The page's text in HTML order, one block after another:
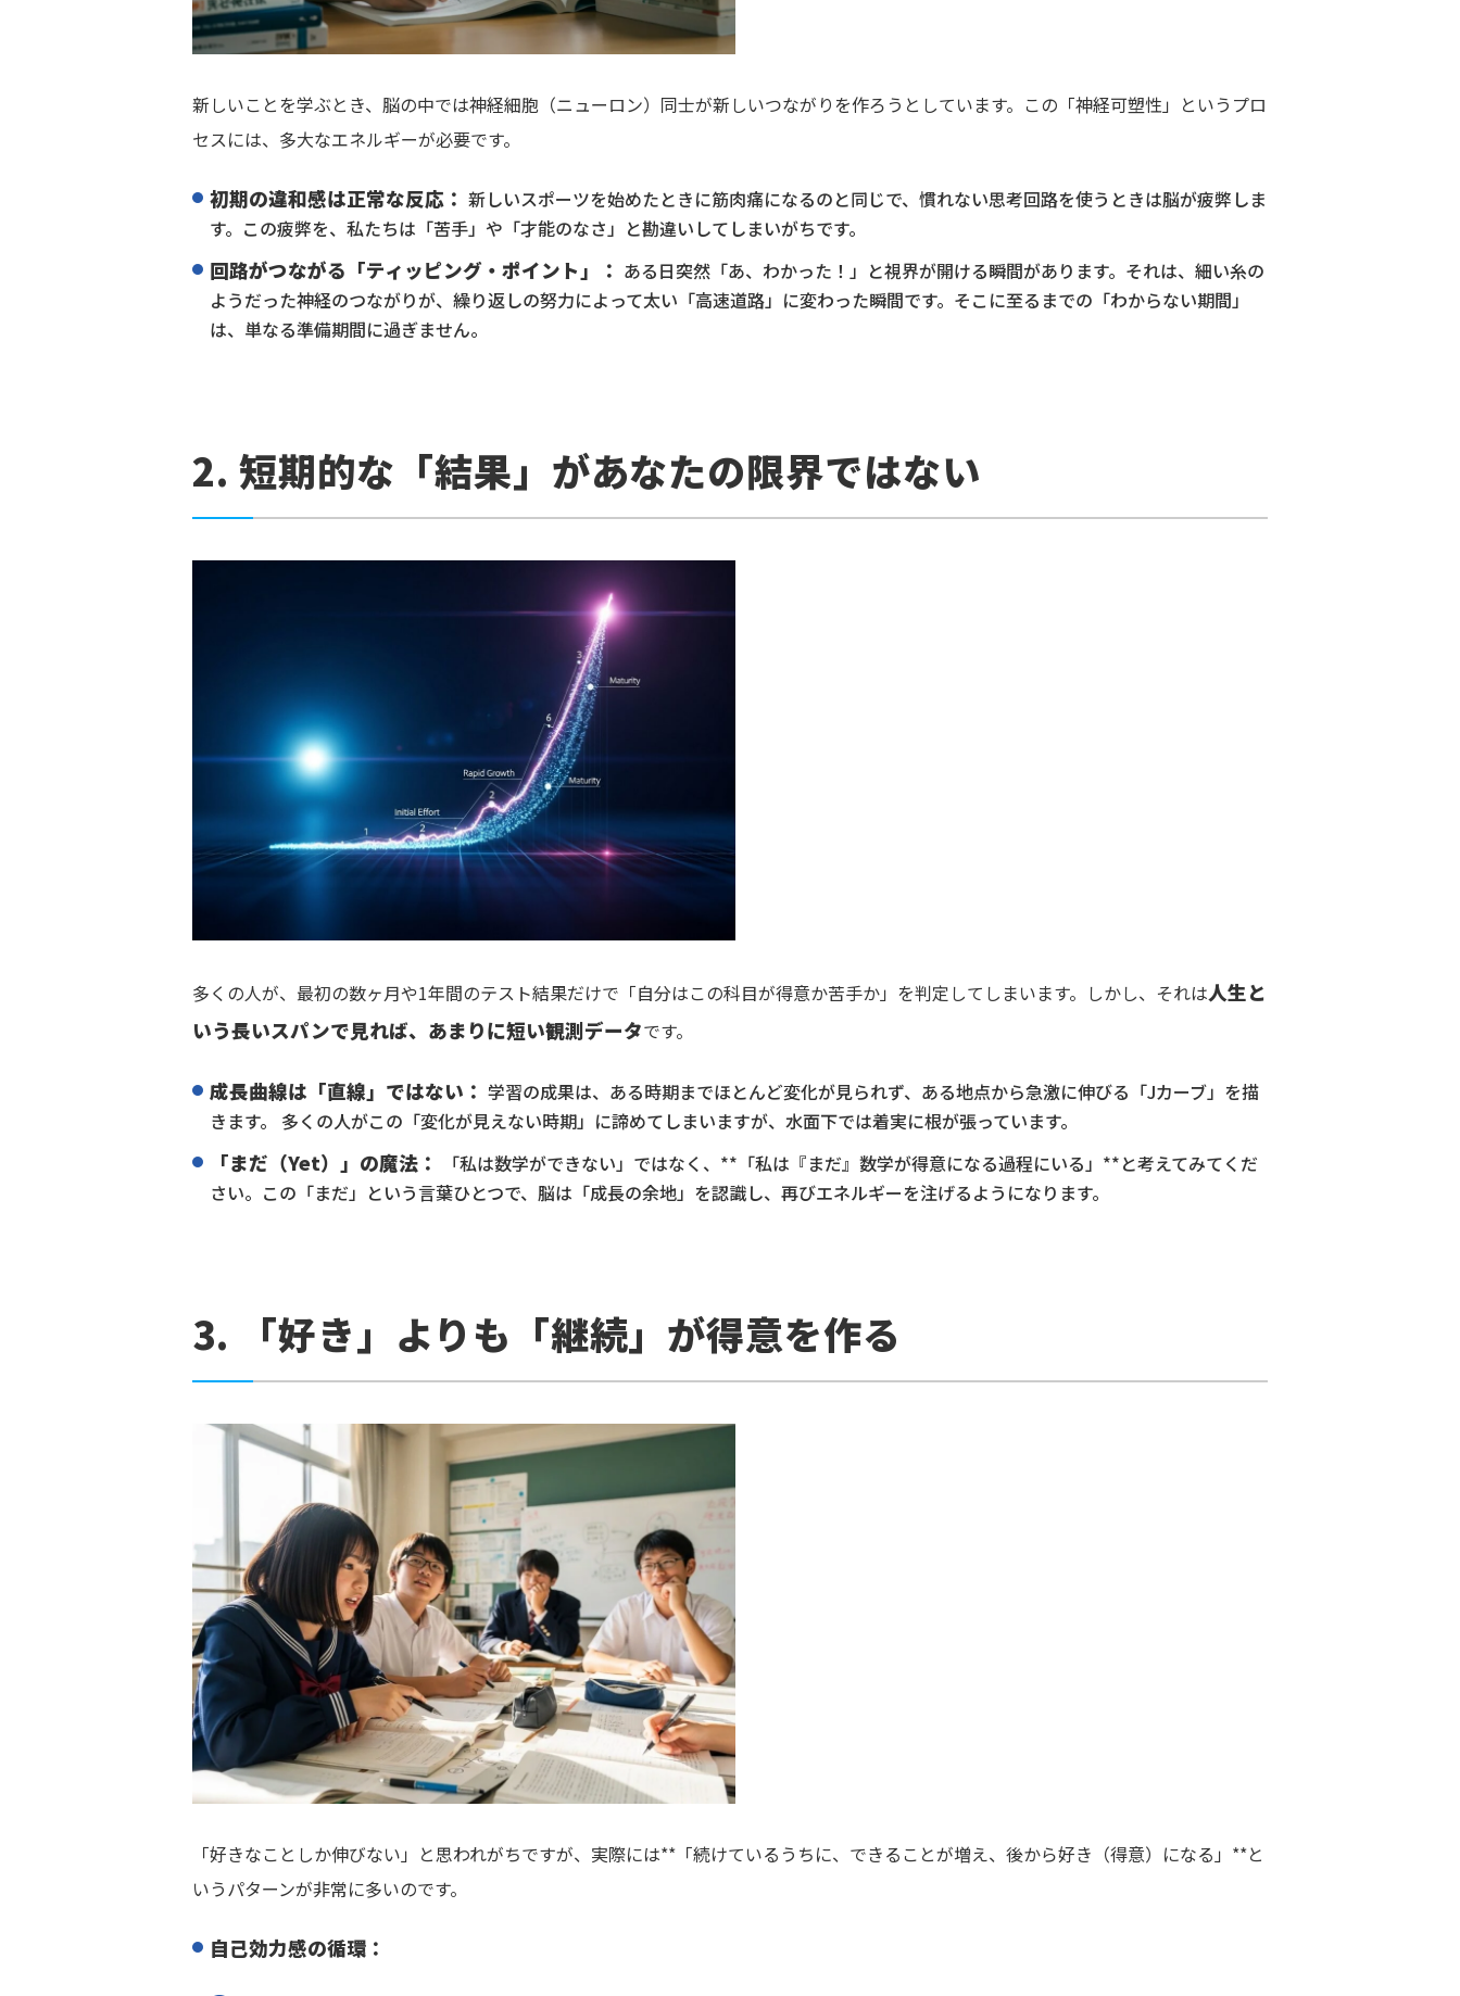
新しいことを学ぶとき、脳の中では神経細胞（ニューロン）同士が新しいつながりを作ろうとしています。この「神経可塑性」というプロ
セスには、多大なエネルギーが必要です。
初期の違和感は正常な反応： 新しいスポーツを始めたときに筋肉痛になるのと同じで、慣れない思考回路を使うときは脳が疲弊しま
す。この疲弊を、私たちは「苦手」や「才能のなさ」と勘違いしてしまいがちです。
回路がつながる「ティッピング・ポイント」： ある日突然「あ、わかった！」と視界が開ける瞬間があります。それは、細い糸の
ようだった神経のつながりが、繰り返しの努力によって太い「高速道路」に変わった瞬間です。そこに至るまでの「わからない期間」
は、単なる準備期間に過ぎません。
2. 短期的な「結果」があなたの限界ではない
多くの人が、最初の数ヶ月や1年間のテスト結果だけで「自分はこの科目が得意か苦手か」を判定してしまいます。しかし、それは人生と
いう長いスパンで見れば、あまりに短い観測データです。
成長曲線は「直線」ではない： 学習の成果は、ある時期までほとんど変化が見られず、ある地点から急激に伸びる「Jカーブ」を描
きます。 多くの人がこの「変化が見えない時期」に諦めてしまいますが、水面下では着実に根が張っています。
「まだ（Yet）」の魔法：
「私は数学ができない」ではなく、**「私は『まだ』数学が得意になる過程にいる」**と考えてみてくだ
さい。この「まだ」という言葉ひとつで、脳は「成長の余地」を認識し、再びエネルギーを注げるようになります。
3. 「好き」よりも「継続」が得意を作る
「好きなことしか伸びない」と思われがちですが、実際には**「続けているうちに、できることが増え、後から好き（得意）になる」**と
いうパターンが非常に多いのです。
自己効力感の循環：